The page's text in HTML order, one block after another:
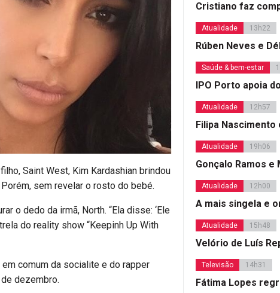
Saint West, Kim Kardashian brindou
sem revelar o rosto do bebé.
o dedo da irmã, North. “Ela disse: ‘Ele
do reality show “Keepinh Up With
comum da socialite e do rapper
dezembro.
Cristiano faz
Atualidade 13h22
Rúben Neves e
Saúde & bem-estar
IPO Porto apoia
Atualidade 12h57
Filipa Nascimento
Atualidade 19h06
Gonçalo Ramos e
Atualidade 12h00
A mais singela e
Atualidade 15h48
Velório de Luís
Televisão 14h31
Fátima Lopes